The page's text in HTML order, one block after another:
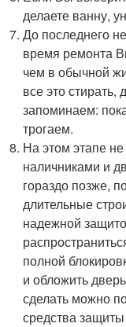
делаете ванну,
До последнего
время ремонта
чем в обычной
все это
запоминаем:
трогаем.
На этом этапе
наличниками и
гораздо позже,
длительные
надежной
полной
и обложить
сделать можно
средства